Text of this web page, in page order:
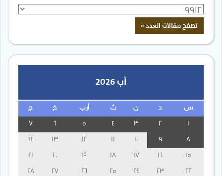
آب 2026
س ن ث أرب خ ج
3
13
14
15
16
17
18
19
20
21
22
23
24
25
26
27
28